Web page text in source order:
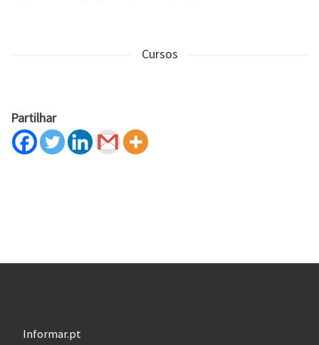
Cursos
Partilhar
Informar.pt